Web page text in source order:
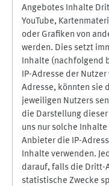
Angebotes Inhalte
YouTube,
oder Grafiken von
werden. Dies setzt
Inhalte (nachfolgend
IP-Adresse der
Adresse, könnten sie
jeweiligen Nutzers
die Darstellung
uns nur solche
Anbieter die IP-
Inhalte verwenden.
darauf, falls die Dritt-
statistische Zwecke